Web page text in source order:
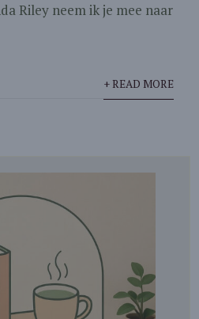
Riley neem ik je mee naar
+ READ MORE